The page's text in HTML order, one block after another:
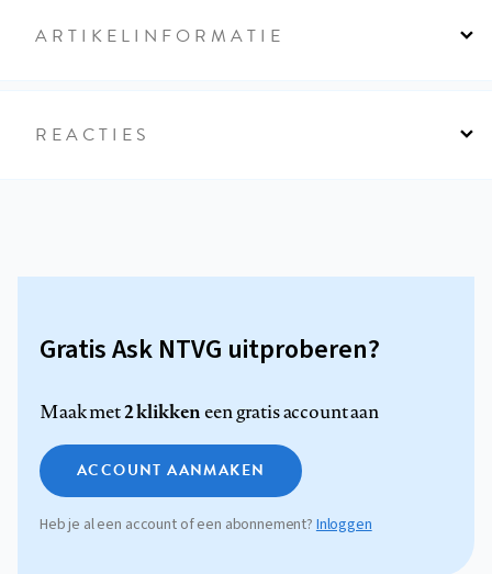
ARTIKELINFORMATIE
REACTIES
Gratis Ask NTVG uitproberen?
Maak met2 klikkeneen gratis account aan
ACCOUNT AANMAKEN
Heb je al een account of een abonnement? Inloggen